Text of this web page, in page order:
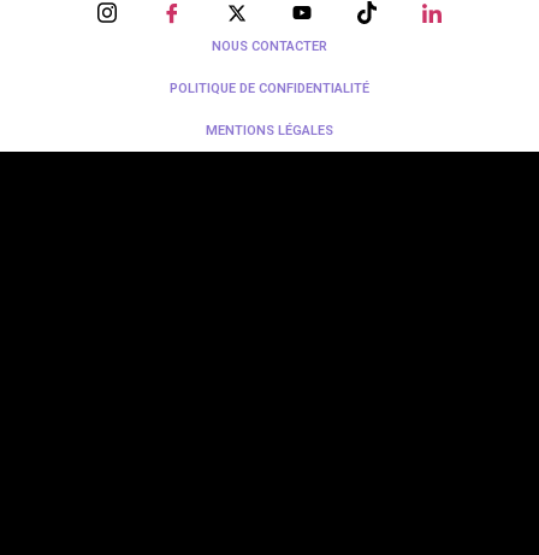
NOUS CONTACTER
POLITIQUE DE CONFIDENTIALITÉ
MENTIONS LÉGALES